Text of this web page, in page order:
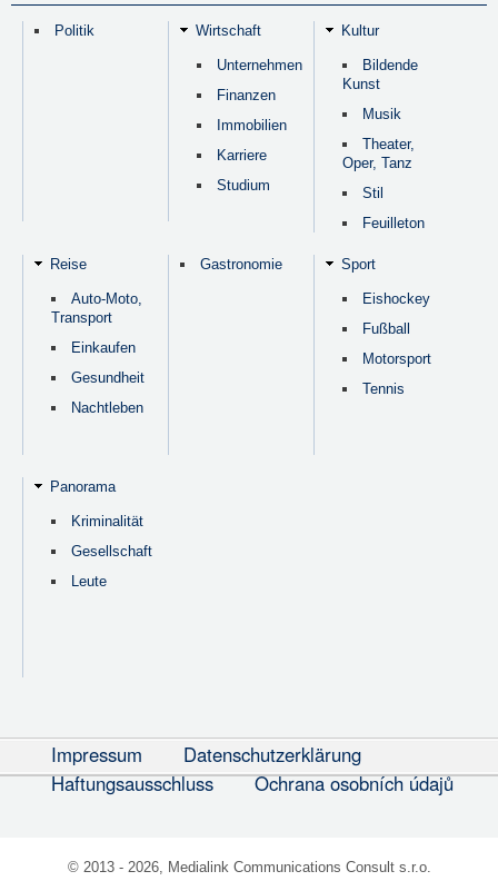
Politik Wirtschaft
Unternehmen
Finanzen
Immobilien
Karriere
Studium
Kultur
Bildende
Kunst
Musik
Theater,
Oper, Tanz
Stil
Feuilleton
Reise
Auto-Moto,
Transport
Einkaufen
Gesundheit
Nachtleben
Gastronomie Sport
Eishockey
Fußball
Motorsport
Tennis
Panorama
Kriminalität
Gesellschaft
Leute
Impressum
Datenschutzerklärung
Haftungsausschluss
Ochrana osobních údajů
© 2013 - 2026, Medialink Communications Consult s.r.o.